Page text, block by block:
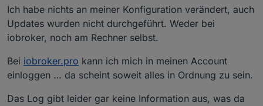
Ich habe nichts an meiner Konfiguration verändert, auch
Updates wurden nicht durchgeführt. Weder bei
iobroker, noch am Rechner selbst.
Bei iobroker.pro kann ich mich in meinen Account
einloggen … da scheint soweit alles in Ordnung zu sein.
Das Log gibt leider gar keine Information aus, was da